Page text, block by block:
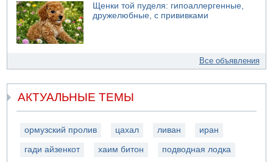
Щенки той пуделя: гипоаллергенные,
дружелюбные, с прививками
Все объявления
АКТУАЛЬНЫЕ ТЕМЫ
ормузский пролив цахал ливан иран
гади айзенкот хаим битон подводная лодка